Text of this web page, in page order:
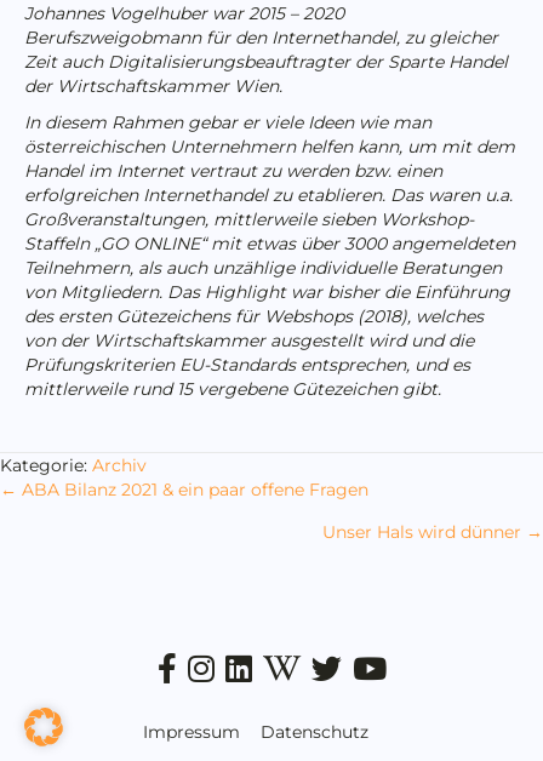
Johannes Vogelhuber war 2015 – 2020
Berufszweigobmann für den Internethandel, zu gleicher
Zeit auch Digitalisierungsbeauftragter der Sparte Handel
der Wirtschaftskammer Wien.
In diesem Rahmen gebar er viele Ideen wie man
österreichischen Unternehmern helfen kann, um mit dem
Handel im Internet vertraut zu werden bzw. einen
erfolgreichen Internethandel zu etablieren. Das waren u.a.
Großveranstaltungen, mittlerweile sieben Workshop-
Staffeln „GO ONLINE“ mit etwas über 3000 angemeldeten
Teilnehmern, als auch unzählige individuelle Beratungen
von Mitgliedern. Das Highlight war bisher die Einführung
des ersten Gütezeichens für Webshops (2018), welches
von der Wirtschaftskammer ausgestellt wird und die
Prüfungskriterien EU-Standards entsprechen, und es
mittlerweile rund 15 vergebene Gütezeichen gibt.
Kategorie: Archiv
Posts
← ABA Bilanz 2021 & ein paar offene Fragen
Unser Hals wird dünner →
Impressum Datenschutz